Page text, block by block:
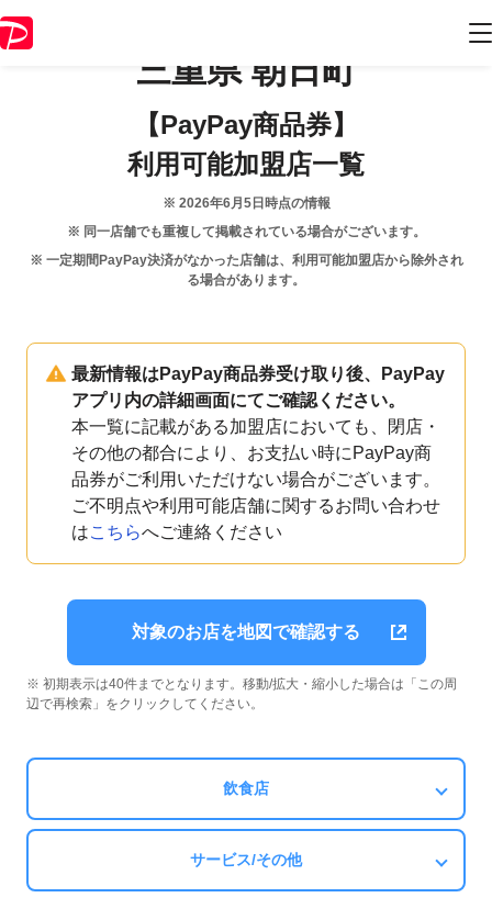
三重県 朝日町
【PayPay商品券】
利用可能加盟店一覧
※ 2026年6月5日 時点の情報
※ 同一店舗でも重複して掲載されている場合がございます。
※ 一定期間PayPay決済がなかった店舗は、利用可能加盟店から除外され
る場合があります。
最新情報はPayPay商品券受け取り後、PayPay
アプリ内の詳細画面にてご確認ください。
本一覧に記載がある加盟店においても、閉店・
その他の都合により、お支払い時にPayPay商
品券がご利用いただけない場合がございます。
ご不明点や利用可能店舗に関するお問い合わせ
はこちらへご連絡ください
対象のお店を地図で確認する
※ 初期表示は40件までとなります。移動/拡大・縮小した場合は「この周
辺で再検索」をクリックしてください。
飲食店
サービス/その他